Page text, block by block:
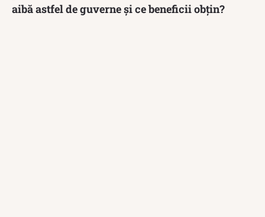
aibă astfel de guverne și ce beneficii obțin?